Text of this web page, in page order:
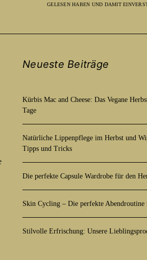
GELESEN HABEN UND DAMIT
Neueste Beiträge
Kürbis Mac and Cheese: Das Vegane
Tage
Natürliche Lippenpflege im Herbst und
Tipps und Tricks
Die perfekte Capsule Wardrobe für den
Skin Cycling – Die perfekte Abendroutine
Stilvolle Erfrischung: Unsere